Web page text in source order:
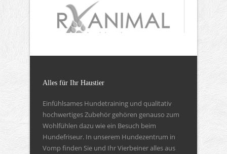
Alles für Ihr Haustier
Einfühlsames Hundetraining und qualitativ
hochwertiges Zubehör gehören genauso zum
Wohlfühlen dazu wie ein Besuch beim
Hundefriseur. In unserem Hundezentrum in
Vomp finden Sie und Ihr Vierbeiner alles aus